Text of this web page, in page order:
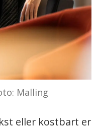
Malling
eller kostbart er